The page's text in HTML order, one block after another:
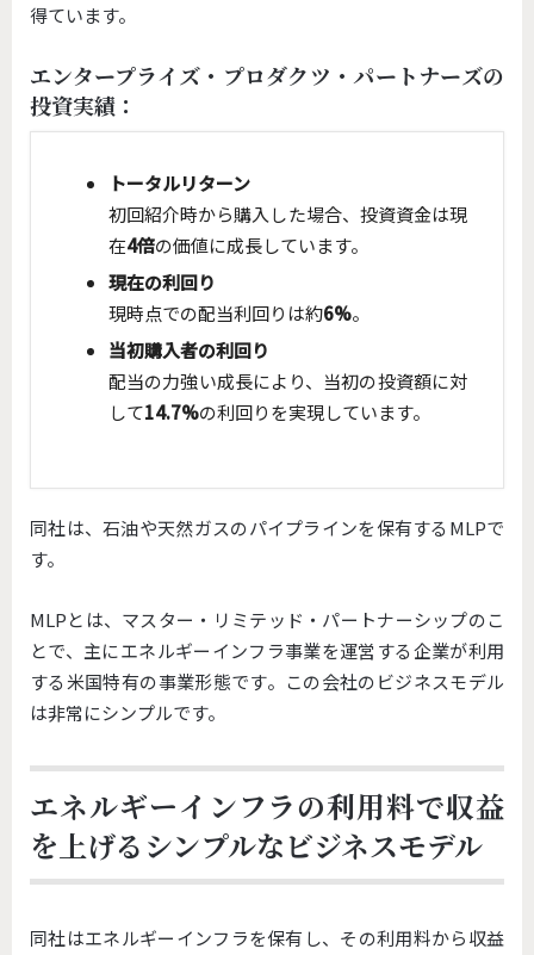
得ています。
エンタープライズ・プロダクツ・パートナーズの
投資実績：
トータルリターン
初回紹介時から購入した場合、投資資金は現
在4倍の価値に成長しています。
現在の利回り
現時点での配当利回りは約6%。
当初購入者の利回り
配当の力強い成長により、当初の投資額に対
して14.7%の利回りを実現しています。
同社は、石油や天然ガスのパイプラインを保有するMLPで
す。
MLPとは、マスター・リミテッド・パートナーシップのこ
とで、主にエネルギーインフラ事業を運営する企業が利用
する米国特有の事業形態です。この会社のビジネスモデル
は非常にシンプルです。
エネルギーインフラの利用料で収益
を上げるシンプルなビジネスモデル
同社はエネルギーインフラを保有し、その利用料から収益